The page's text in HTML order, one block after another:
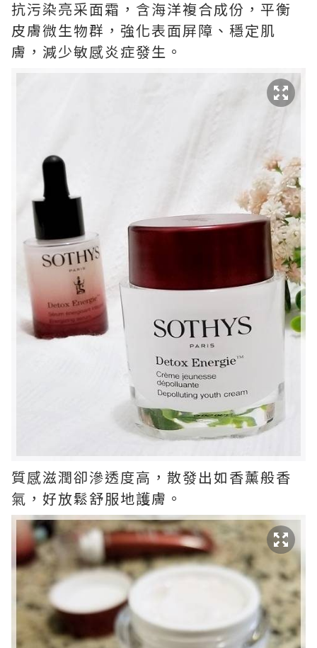
抗污染亮采面霜，含海洋複合成份，平衡
皮膚微生物群，強化表面屏障、穩定肌
膚，減少敏感炎症發生。
質感滋潤卻滲透度高，散發出如香薰般香
氣，好放鬆舒服地護膚。